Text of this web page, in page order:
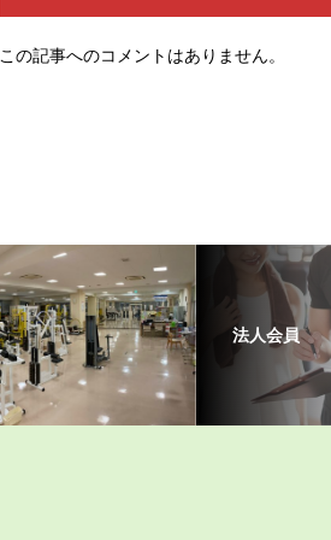
この記事へのコメントはありません。
法人会員